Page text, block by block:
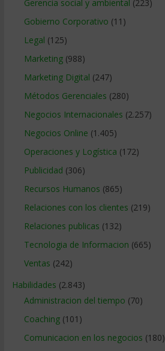
Gerencia social y ambiental (223)
Gobierno Corporativo (11)
Legal (125)
Marketing(988)
Marketing Digital (247)
Métodos Gerenciales (280)
Negocios Internacionales (2.257)
Negocios Online (1.405)
Operaciones y Logística (172)
Publicidad (306)
Recursos Humanos (865)
Relaciones con los clientes (219)
Relaciones publicas (132)
Tecnologia de Informacion (665)
Ventas (242)
Habilidades (2.843)
Administracion del tiempo (70)
Coaching(101)
Comunicacion en los negocios (180)